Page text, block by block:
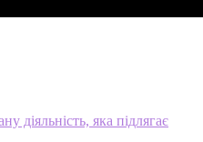
яка підлягає